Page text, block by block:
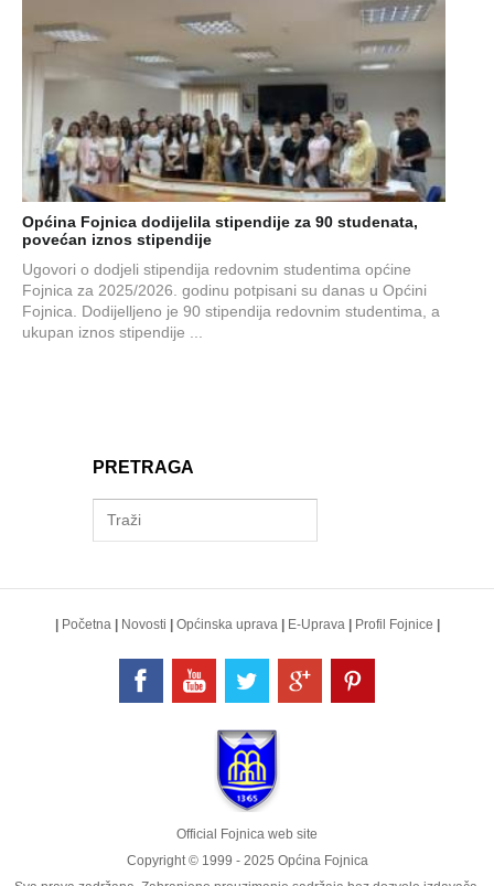
Općina Fojnica dodijelila stipendije za 90 studenata,
povećan iznos stipendije
Ugovori o dodjeli stipendija redovnim studentima općine
Fojnica za 2025/2026. godinu potpisani su danas u Općini
Fojnica. Dodijelljeno je 90 stipendija redovnim studentima, a
ukupan iznos stipendije ...
PRETRAGA
| Početna | Novosti | Općinska uprava | E-Uprava | Profil Fojnice |
Official Fojnica web site
Copyright © 1999 - 2025 Općina Fojnica